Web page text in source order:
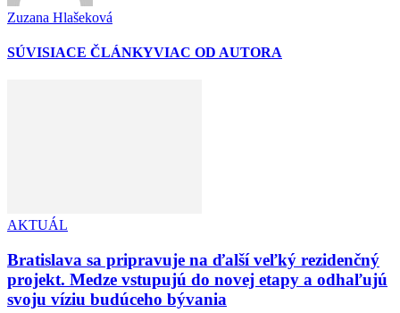
Zuzana Hlašeková
SÚVISIACE ČLÁNKYVIAC OD AUTORA
AKTUÁL
Bratislava sa pripravuje na ďalší veľký rezidenčný
projekt. Medze vstupujú do novej etapy a odhaľujú
svoju víziu budúceho bývania